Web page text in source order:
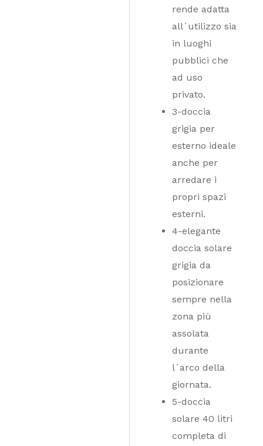
rende adatta
all`utilizzo sia
in luoghi
pubblici che
ad uso
privato.
3-doccia
grigia per
esterno ideale
anche per
arredare i
propri spazi
esterni.
4-elegante
doccia solare
grigia da
posizionare
sempre nella
zona più
assolata
durante
l`arco della
giornata.
5-doccia
solare 40 litri
completa di